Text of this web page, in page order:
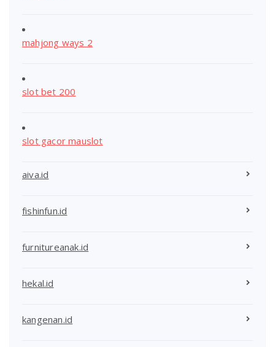
mahjong ways 2
slot bet 200
slot gacor mauslot
aiva.id
fishinfun.id
furnitureanak.id
hekal.id
kangenan.id